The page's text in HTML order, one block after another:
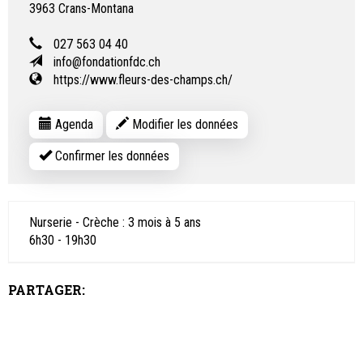
3963 Crans-Montana
027 563 04 40
info@fondationfdc.ch
https://www.fleurs-des-champs.ch/
Agenda Modifier les données
Confirmer les données
Nurserie - Crèche : 3 mois à 5 ans
6h30 - 19h30
PARTAGER: